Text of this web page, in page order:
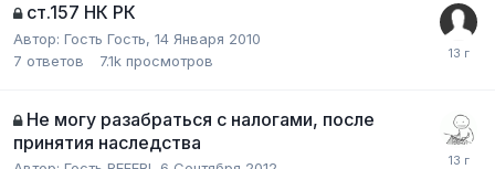
ст.157 НК РК
Автор: Гость Гость, 14 Января 2010
7 ответов 7.1k просмотров
Не могу разабраться с налогами, после
принятия наследства